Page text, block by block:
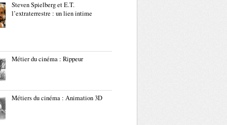
Steven Spielberg et E.T.
l’extraterrestre : un lien intime
Métier du cinéma : Rippeur
Métiers du cinéma : Animation 3D